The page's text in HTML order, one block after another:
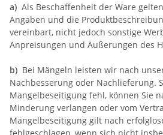
a) Als Beschaffenheit der Ware
Angaben und die
vereinbart, nicht jedoch sonstige
Anpreisungen und Äußerungen des
b) Bei Mängeln leisten wir nach
Nachbesserung oder Nachlieferung.
Mangelbeseitigung fehl, können Sie
Minderung verlangen oder vom
Mängelbeseitigung gilt nach